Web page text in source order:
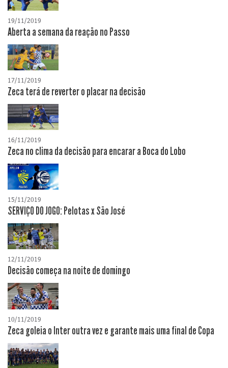
19/11/2019
Aberta a semana da reação no Passo
17/11/2019
Zeca terá de reverter o placar na decisão
16/11/2019
Zeca no clima da decisão para encarar a Boca do Lobo
15/11/2019
SERVIÇO DO JOGO: Pelotas x São José
12/11/2019
Decisão começa na noite de domingo
10/11/2019
Zeca goleia o Inter outra vez e garante mais uma final de Copa